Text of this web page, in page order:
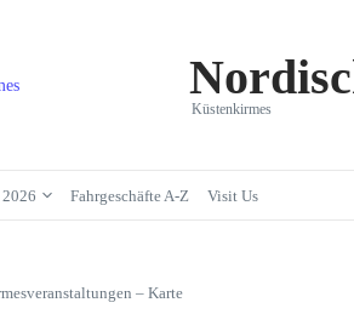
Küstenkirmes
Fahrgeschäfte A-Z Visit Us
– Karte